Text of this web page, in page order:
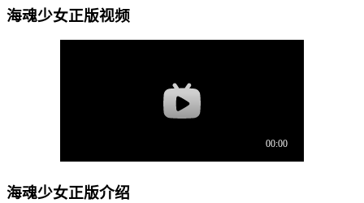
海魂少女正版视频
海魂少女正版介绍